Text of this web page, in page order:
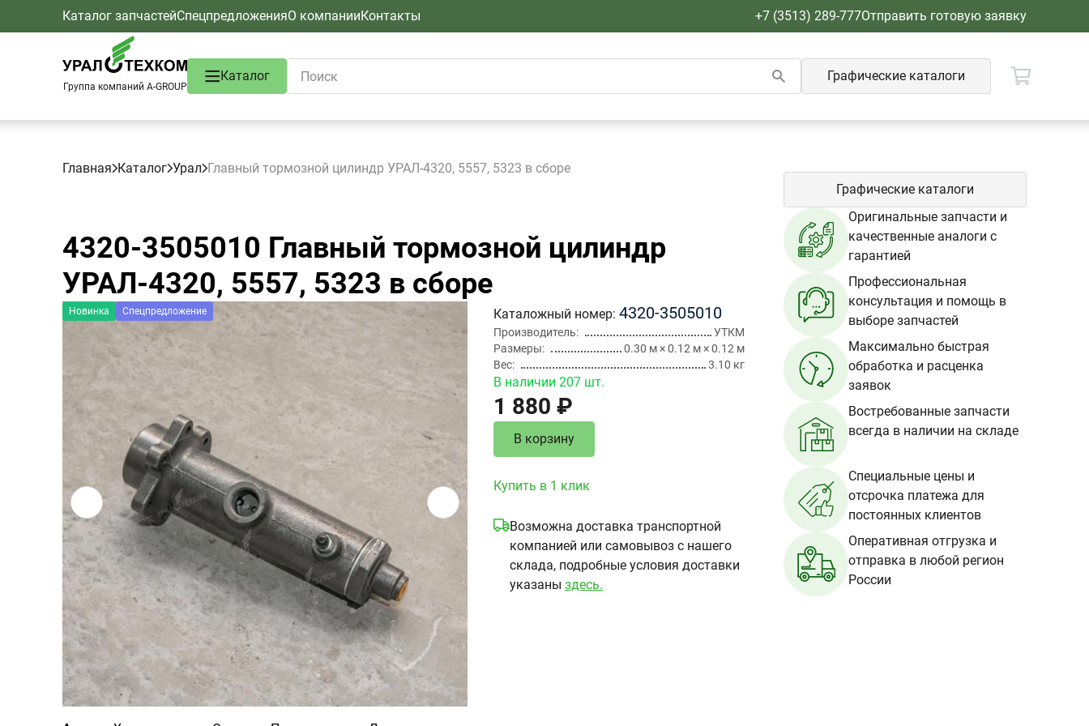
Каталог запчастейСпецпредложенияО компанииКонтакты +7 (3513) 289-777Отправить готовую заявку
Группа компаний A-GROUP
Каталог Графические каталоги
Главная Каталог Урал Главный тормозной цилиндр УРАЛ-4320, 5557, 5323 в сборе
4320-3505010 Главный тормозной цилиндр
УРАЛ-4320, 5557, 5323 в сборе
Новинка Спецпредложение Каталожный номер 4320-3505010
Производитель
УТКМ
Размеры
0.30 м × 0.12 м × 0.12 м
Вес
3.10 кг
В наличии 207 шт.
1 880 ₽
В корзину
Купить в 1 клик
Возможна доставка транспортной
компанией или самовывоз с нашего
склада, подробные условия доставки
указаны здесь.
Графические каталоги
Оригинальные запчасти и
качественные аналоги с
гарантией
Профессиональная
консультация и помощь в
выборе запчастей
Максимально быстрая
обработка и расценка
заявок
Востребованные запчасти
всегда в наличии на складе
Специальные цены и
отсрочка платежа для
постоянных клиентов
Оперативная отгрузка и
отправка в любой регион
России